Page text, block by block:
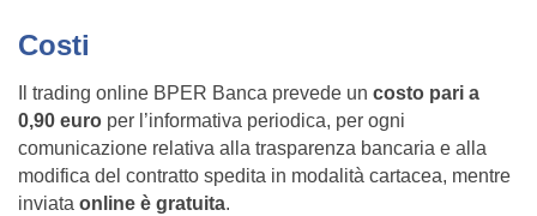
Costi
Il trading online BPER Banca prevede un costo pari a
0,90 euro per l’informativa periodica, per ogni
comunicazione relativa alla trasparenza bancaria e alla
modifica del contratto spedita in modalità cartacea, mentre
inviata online è gratuita.